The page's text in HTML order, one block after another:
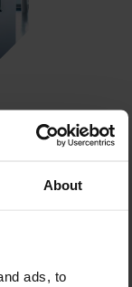
About
ads, to
te
kun